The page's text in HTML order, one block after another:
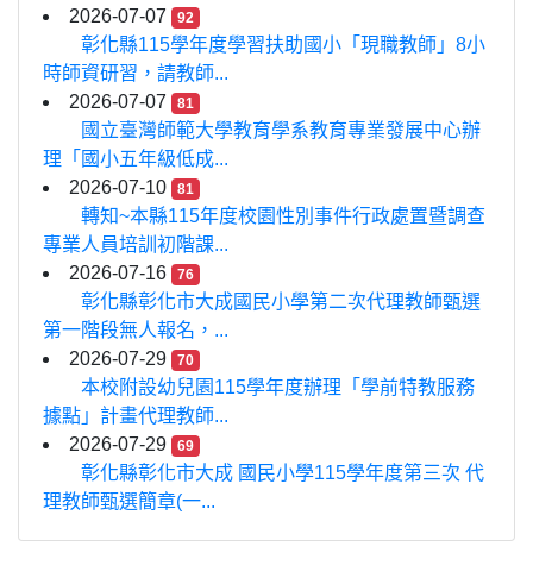
2026-07-07
92
彰化縣115學年度學習扶助國小「現職教師」8小
時師資研習，請教師...
2026-07-07
81
國立臺灣師範大學教育學系教育專業發展中心辦
理「國小五年級低成...
2026-07-10
81
轉知~本縣115年度校園性別事件行政處置暨調查
專業人員培訓初階課...
2026-07-16
76
彰化縣彰化市大成國民小學第二次代理教師甄選
第一階段無人報名，...
2026-07-29
70
本校附設幼兒園115學年度辦理「學前特教服務
據點」計畫代理教師...
2026-07-29
69
彰化縣彰化市大成 國民小學115學年度第三次 代
理教師甄選簡章(一...